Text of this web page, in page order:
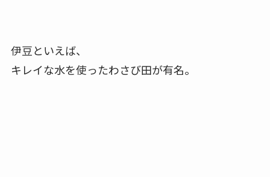
伊豆といえば、
キレイな水を使ったわさび田が有名。